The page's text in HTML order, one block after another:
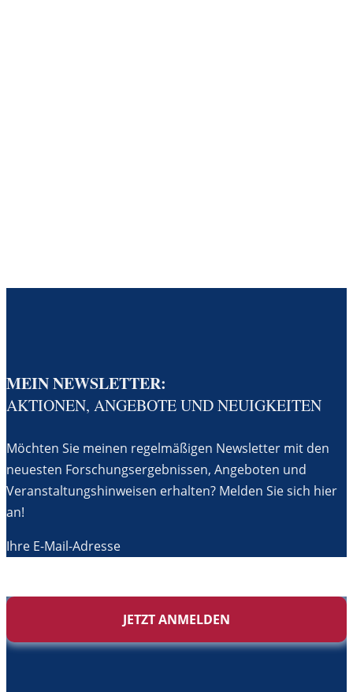
MEIN NEWSLETTER:
AKTIONEN, ANGEBOTE UND NEUIGKEITEN
Möchten Sie meinen regelmäßigen Newsletter mit den
neuesten Forschungsergebnissen, Angeboten und
Veranstaltungshinweisen erhalten? Melden Sie sich hier
an!
Ihre E-Mail-Adresse
JETZT ANMELDEN